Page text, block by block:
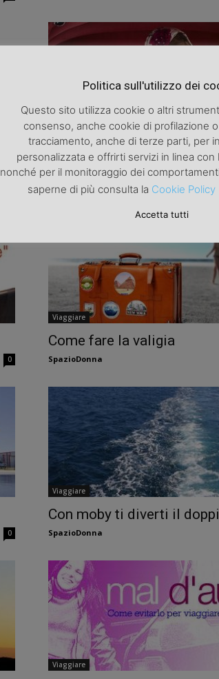
Viaggiare
Beauty da viaggio
SpazioDonna
0
Viaggiare
Come fare la valigia
SpazioDonna
0
Viaggiare
Con moby ti diverti il
SpazioDonna
Viaggiare
Politica sull'utilizzo dei
Questo sito utilizza cookie o altri
consenso, anche cookie di profilazione
tracciamento, anche di terze parti, per
personalizzata e offrirti servizi in linea
nonché per il monitoraggio dei
saperne di più consulta la Cookie Policy
Accetta tutti